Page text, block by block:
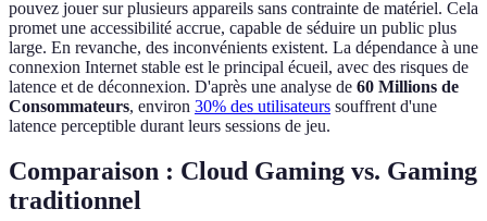
pouvez jouer sur plusieurs appareils sans contrainte de matériel. Cela
promet une accessibilité accrue, capable de séduire un public plus
large. En revanche, des inconvénients existent. La dépendance à une
connexion Internet stable est le principal écueil, avec des risques de
latence et de déconnexion. D'après une analyse de 60 Millions de
Consommateurs, environ 30% des utilisateurs souffrent d'une
latence perceptible durant leurs sessions de jeu.
Comparaison : Cloud Gaming vs. Gaming
traditionnel